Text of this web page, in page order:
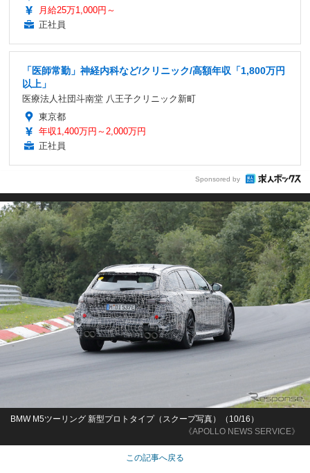
月給25万1,000円～
正社員
「医師常勤」神経内科など/クリニック/高額年収「1,800万円
以上」
医療法人社団斗南堂 八王子クリニック新町
東京都
年収1,400万円～2,000万円
正社員
Sponsored by
《APOLLO NEWS SERVICE》
BMW M5ツーリング 新型プロトタイプ（スクープ写真）（10/16）
この記事へ戻る